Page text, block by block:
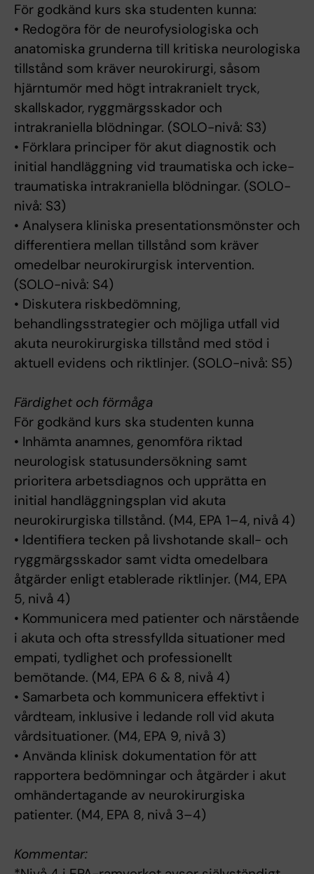
För godkänd kurs ska studenten kunna:
• Redogöra för de neurofysiologiska och
anatomiska grunderna till kritiska neurologiska
tillstånd som kräver neurokirurgi, såsom
hjärntumör med högt intrakranielt tryck,
skallskador, ryggmärgsskador och
intrakraniella blödningar. (SOLO-nivå: S3)
• Förklara principer för akut diagnostik och
initial handläggning vid traumatiska och icke-
traumatiska intrakraniella blödningar. (SOLO-
nivå: S3)
• Analysera kliniska presentationsmönster och
differentiera mellan tillstånd som kräver
omedelbar neurokirurgisk intervention.
(SOLO-nivå: S4)
• Diskutera riskbedömning,
behandlingsstrategier och möjliga utfall vid
akuta neurokirurgiska tillstånd med stöd i
aktuell evidens och riktlinjer. (SOLO-nivå: S5)
Färdighet och förmåga
För godkänd kurs ska studenten kunna
• Inhämta anamnes, genomföra riktad
neurologisk statusundersökning samt
prioritera arbetsdiagnos och upprätta en
initial handläggningsplan vid akuta
neurokirurgiska tillstånd. (M4, EPA 1–4, nivå 4)
• Identifiera tecken på livshotande skall- och
ryggmärgsskador samt vidta omedelbara
åtgärder enligt etablerade riktlinjer. (M4, EPA
5, nivå 4)
• Kommunicera med patienter och närstående
i akuta och ofta stressfyllda situationer med
empati, tydlighet och professionellt
bemötande. (M4, EPA 6 & 8, nivå 4)
• Samarbeta och kommunicera effektivt i
vårdteam, inklusive i ledande roll vid akuta
vårdsituationer. (M4, EPA 9, nivå 3)
• Använda klinisk dokumentation för att
rapportera bedömningar och åtgärder i akut
omhändertagande av neurokirurgiska
patienter. (M4, EPA 8, nivå 3–4)
Kommentar: